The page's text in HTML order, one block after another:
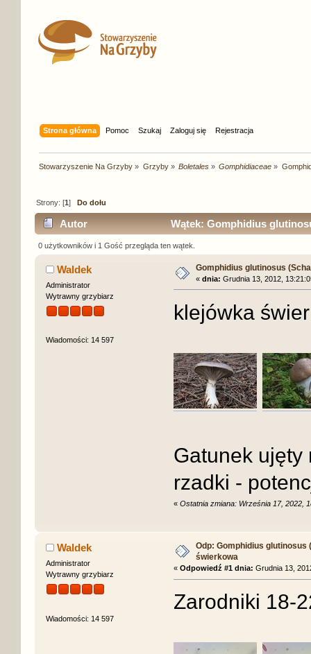
Strona główna Pomoc Szukaj Zaloguj się Rejestracja
Stowarzyszenie Na Grzyby » Grzyby» Boletales» Gomphidiaceae »
Strony: [1]Do dołu
Autor Wątek: Gomphidius
0 użytkowników i 1 Gość przegląda ten wątek.
Waldek
Administrator
Wytrawny grzybiarz
Wiadomości: 14 597
Gomphidius glutinosus
« dnia: Grudnia 13, 2012,
klejówka
Gatunek ujęty
rzadki -
« Ostatnia zmiana: Września 17, 2022,
Waldek
Administrator
Wytrawny grzybiarz
Wiadomości: 14 597
Odp: Gomphidius glutinosus
świerkowa
« Odpowiedź #1 dnia: Grudnia 13,
Zarodniki 18-